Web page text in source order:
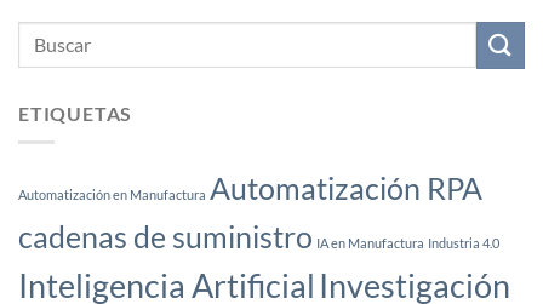
ETIQUETAS
Automatización en Manufactura Automatización RPA
cadenas de suministro IA en Manufactura Industria 4.0
Inteligencia Artificial Investigación